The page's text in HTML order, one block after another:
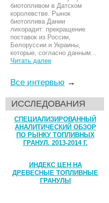
биотопливом в Датском
королевстве. Рынок
биотоплива Дании
лихорадит: прекращение
поставок из России,
Белоруссии и Украины,
которые, согласно данным...
Читать далее
Все интервью →
ИССЛЕДОВАНИЯ
СПЕЦИАЛИЗИРОВАННЫЙ
АНАЛИТИЧЕСКИЙ ОБЗОР
ПО РЫНКУ ТОПЛИВНЫХ
ГРАНУЛ. 2013-2014 Г.
ИНДЕКС ЦЕН НА
ДРЕВЕСНЫЕ ТОПЛИВНЫЕ
ГРАНУЛЫ